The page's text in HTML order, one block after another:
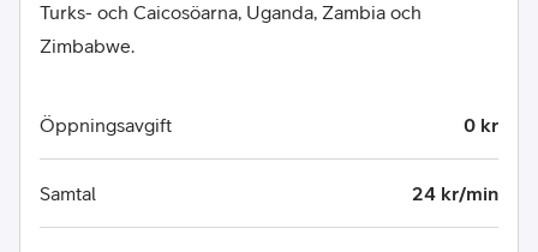
Turks- och Caicosöarna, Uganda, Zambia och
Zimbabwe.
Öppningsavgift 0 kr
Samtal 24 kr/min